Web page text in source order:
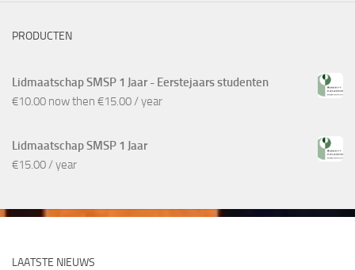
PRODUCTEN
Lidmaatschap SMSP 1 Jaar - Eerstejaars studenten
€10.00 now then €15.00/ year
Lidmaatschap SMSP 1 Jaar
€15.00/ year
LAATSTE NIEUWS